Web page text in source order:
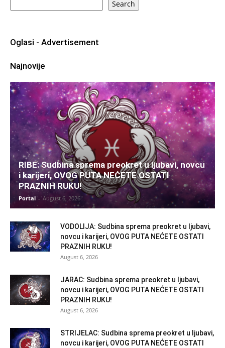
Search
Oglasi - Advertisement
Najnovije
RIBE: Sudbina sprema preokret u ljubavi, novcu
i karijeri, OVOG PUTA NEĆETE OSTATI
PRAZNIH RUKU!
Portal - August 6, 2026
VODOLIJA: Sudbina sprema preokret u ljubavi,
novcu i karijeri, OVOG PUTA NEĆETE OSTATI
PRAZNIH RUKU!
August 6, 2026
JARAC: Sudbina sprema preokret u ljubavi,
novcu i karijeri, OVOG PUTA NEĆETE OSTATI
PRAZNIH RUKU!
August 6, 2026
STRIJELAC: Sudbina sprema preokret u ljubavi,
novcu i karijeri, OVOG PUTA NEĆETE OSTATI